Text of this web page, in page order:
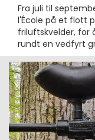
Fra juli til
l'École på et flott
friluftskvelder, for
rundt en vedfyrt